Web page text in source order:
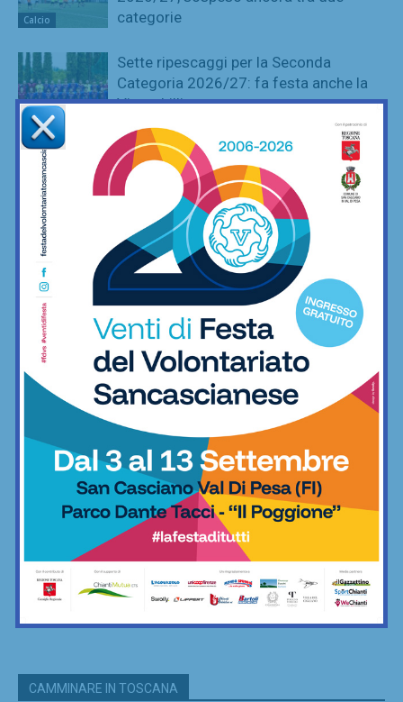
Calcio
categorie
Calcio
Sette ripescaggi per la Seconda
Categoria 2026/27: fa festa anche la
Virtus Lilliano
CAMMINARE IN TOSCANA